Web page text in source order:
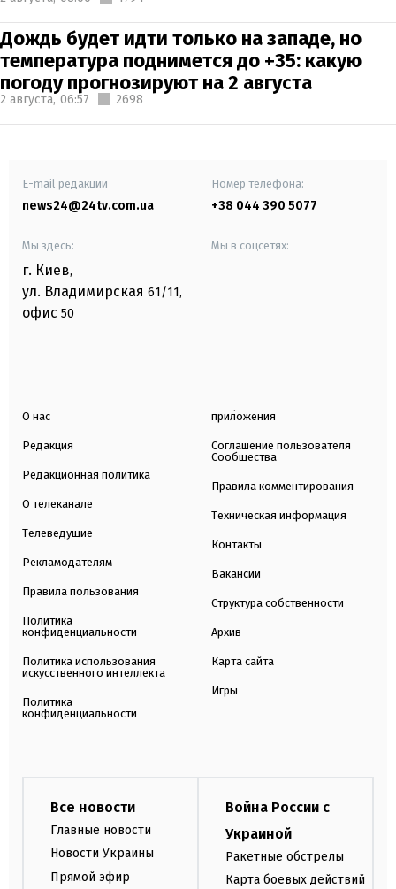
Дождь будет идти только на западе, но
температура поднимется до +35: какую
погоду прогнозируют на 2 августа
2 августа, 06:57 2698
E-mail редакции
news24@24tv.com.ua
Номер телефона:
+38 044 390 5077
Мы здесь:
г. Киев,
ул. Владимирская 61/11,
офис 50
Мы в соцсетях:
О нас
Редакция
Редакционная политика
О телеканале
Телеведущие
Рекламодателям
Правила пользования
Политика
конфиденциальности
Политика использования
искусственного интеллекта
Политика
конфиденциальности
приложения
Соглашение пользователя
Сообщества
Правила комментирования
Техническая информация
Контакты
Вакансии
Структура собственности
Архив
Карта сайта
Игры
Все новости
Главные новости
Новости Украины
Прямой эфир
Война России с
Украиной
Ракетные обстрелы
Карта боевых действий